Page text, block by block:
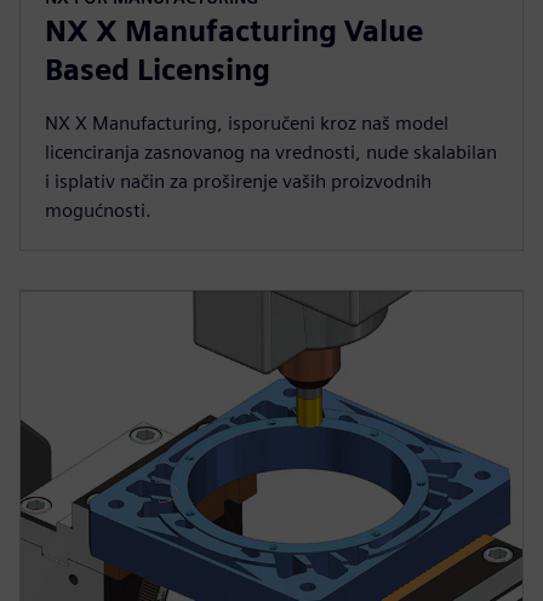
NX X Manufacturing Value
Based Licensing
NX X Manufacturing, isporučeni kroz naš model
licenciranja zasnovanog na vrednosti, nude skalabilan
i isplativ način za proširenje vaših proizvodnih
mogućnosti.